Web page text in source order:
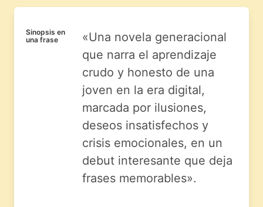
Sinopsis en
una frase
«Una novela generacional
que narra el aprendizaje
crudo y honesto de una
joven en la era digital,
marcada por ilusiones,
deseos insatisfechos y
crisis emocionales, en un
debut interesante que deja
frases memorables».